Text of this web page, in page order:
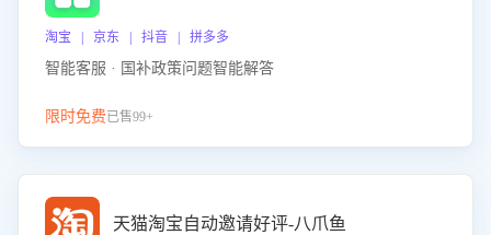
淘宝 | 京东 | 抖音 | 拼多多
智能客服 · 国补政策问题智能解答
限时免费已售99+
天猫淘宝自动邀请好评-八爪鱼